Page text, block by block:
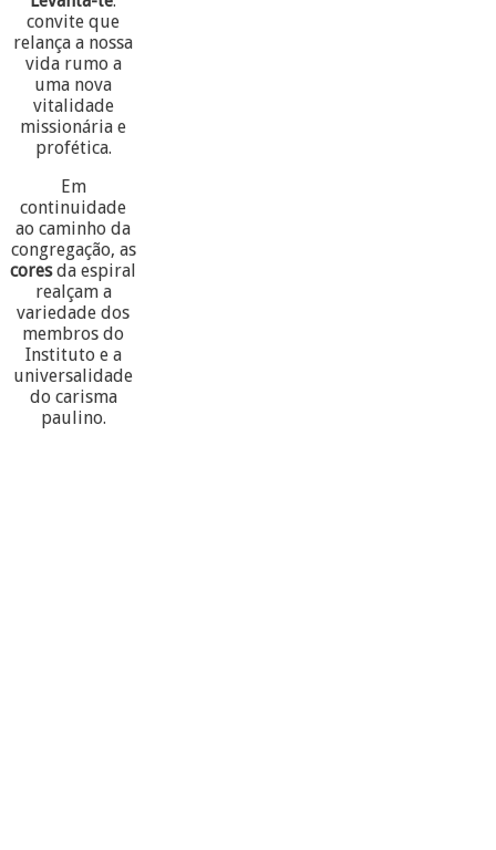
convite que
relança a nossa
vida rumo a
uma nova
vitalidade
missionária e
profética.
Em
continuidade
ao caminho da
congregação, as
coresda espiral
realçam a
variedade dos
membros do
Instituto e a
universalidade
do carisma
paulino.